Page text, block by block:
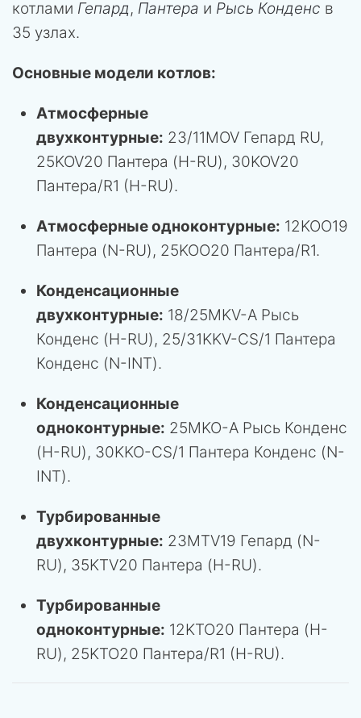
котлами Гепард, Пантера и Рысь Конденс в
35 узлах.
Основные модели котлов:
Атмосферные
двухконтурные: 23/11MOV Гепард RU,
25KOV20 Пантера (H-RU), 30KOV20
Пантера/R1 (H-RU).
Атмосферные одноконтурные: 12KOO19
Пантера (N-RU), 25KOO20 Пантера/R1.
Конденсационные
двухконтурные: 18/25MKV-A Рысь
Конденс (H-RU), 25/31KKV-CS/1 Пантера
Конденс (N-INT).
Конденсационные
одноконтурные: 25MKO-A Рысь Конденс
(H-RU), 30KKO-CS/1 Пантера Конденс (N-
INT).
Турбированные
двухконтурные: 23MTV19 Гепард (N-
RU), 35KTV20 Пантера (H-RU).
Турбированные
одноконтурные: 12KTO20 Пантера (H-
RU), 25KTO20 Пантера/R1 (H-RU).